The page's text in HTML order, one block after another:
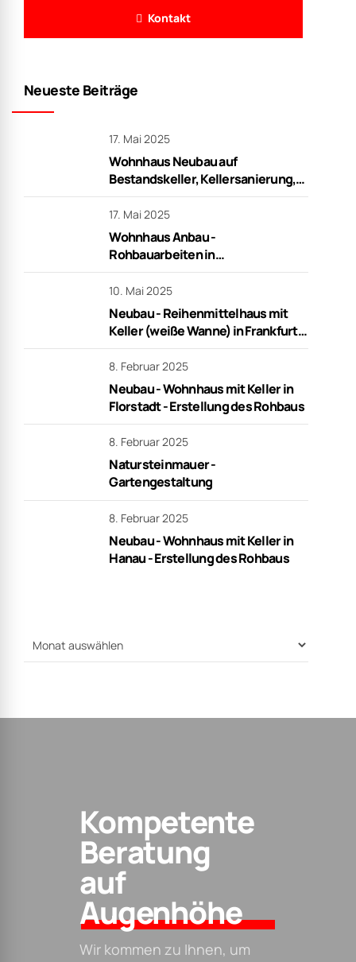
Kontakt
Neueste Beiträge
17. Mai 2025
Wohnhaus Neubau auf
Bestandskeller, Kellersanierung,
Rohbauarbeiten in Frankfurt
17. Mai 2025
Wohnhaus Anbau -
Rohbauarbeiten in
Niederdorfelden
10. Mai 2025
Neubau - Reihenmittelhaus mit
Keller (weiße Wanne) in Frankfurt -
schlüsselfertig
8. Februar 2025
Neubau - Wohnhaus mit Keller in
Florstadt - Erstellung des Rohbaus
8. Februar 2025
Natursteinmauer -
Gartengestaltung
8. Februar 2025
Neubau - Wohnhaus mit Keller in
Hanau - Erstellung des Rohbaus
Kompetente
Beratung
auf
Augenhöhe
Wir kommen zu Ihnen, um